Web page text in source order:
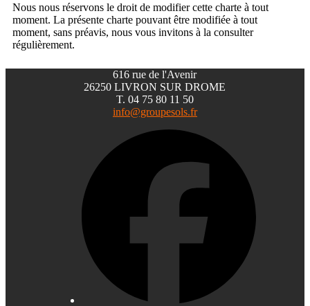
Nous nous réservons le droit de modifier cette charte à tout
moment. La présente charte pouvant être modifiée à tout
moment, sans préavis, nous vous invitons à la consulter
régulièrement.
616 rue de l'Avenir
26250 LIVRON SUR DROME
T. 04 75 80 11 50
info@groupesols.fr